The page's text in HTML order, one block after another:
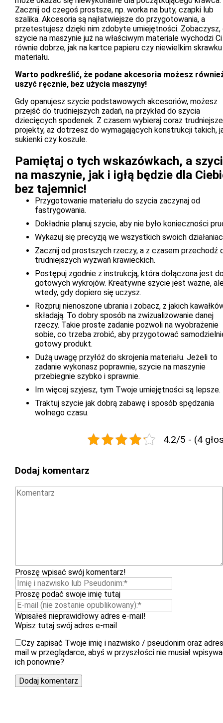
Zacznij od czegoś prostsze, np. worka na buty, czapki lub
szalika. Akcesoria są najłatwiejsze do przygotowania, a
przetestujesz dzięki nim zdobyte umiejętności. Zobaczysz,
szycie na maszynie już na właściwym materiale wychodzi Ci
równie dobrze, jak na kartce papieru czy niewielkim skrawku
materiału.
Warto podkreślić, że podane akcesoria możesz
uszyć ręcznie, bez użycia maszyny!
Gdy opanujesz szycie podstawowych akcesoriów, możesz
przejść do trudniejszych zadań, na przykład do szycia
dziecięcych spodenek. Z czasem wybieraj coraz trudniejsze
projekty, aż dotrzesz do wymagających konstrukcji takich,
sukienki czy koszule.
Pamiętaj o tych wskazówkach, a
na maszynie, jak i igłą będzie dla
bez tajemnic!
Przygotowanie materiału do szycia zaczynaj od
fastrygowania.
Dokładnie planuj szycie, aby nie było konieczności
Wykazuj się precyzją we wszystkich swoich
Zacznij od prostszych rzeczy, a z czasem przechodź
trudniejszych wyzwań krawieckich.
Postępuj zgodnie z instrukcją, która dołączona jest
gotowych wykrojów. Kreatywne szycie jest ważne,
wtedy, gdy dopiero się uczysz.
Rozpruj nienoszone ubrania i zobacz, z jakich
składają. To dobry sposób na zwizualizowanie danej
rzeczy. Takie proste zadanie pozwoli na wyobrażenie
sobie, co trzeba zrobić, aby przygotować
gotowy produkt.
Dużą uwagę przyłóż do skrojenia materiału. Jeżeli to
zadanie wykonasz poprawnie, szycie na maszynie
przebiegnie szybko i sprawnie.
Im więcej szyjesz, tym Twoje umiejętności są lepsze.
Traktuj szycie jak dobrą zabawę i sposób spędzania
wolnego czasu.
4.2/5 - (4
Dodaj komentarz
Proszę wpisać swój komentarz!
Proszę podać swoje imię tutaj
Wpisałeś nieprawidłowy adres e-mail!
Wpisz tutaj swój adres e-mail
Czy zapisać Twoje imię i nazwisko / pseudonim oraz
mail w przeglądarce, abyś w przyszłości nie musiał
ich ponownie?